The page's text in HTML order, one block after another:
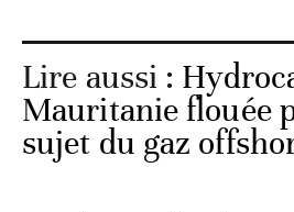
Lire aussi :
Mauritanie flouée
sujet du gaz